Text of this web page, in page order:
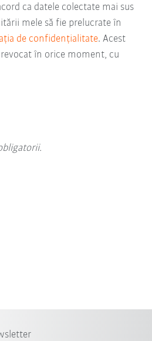
ca datele colectate mai sus
mele să fie prelucrate în
de confidențialitate. Acest
în orice moment, cu